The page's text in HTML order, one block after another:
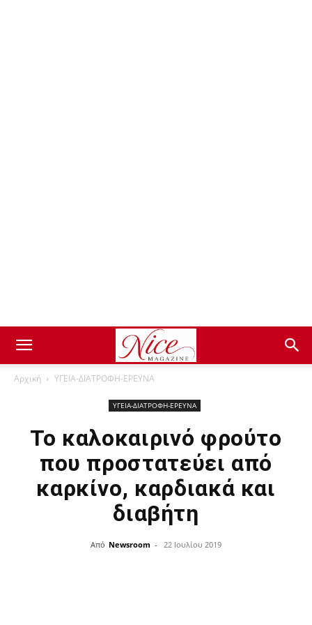
Αρχική ΥΓΕΙΑ-ΔΙΑΤΡΟΦΗ-ΕΡΕΥΝΑ
ΥΓΕΙΑ-ΔΙΑΤΡΟΦΗ-ΕΡΕΥΝΑ
Το καλοκαιρινό φρούτο
που προστατεύει από
καρκίνο, καρδιακά και
διαβήτη
Από Newsroom - 22 Ιουλίου 2019